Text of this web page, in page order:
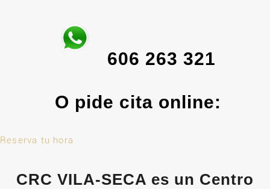
606 263 321
O pide cita online:
Reserva tu hora
CRC VILA-SECA es un Centro